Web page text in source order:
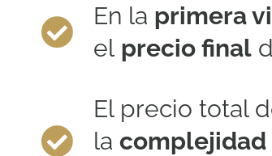
En la primera
el precio final
El precio total
la complejidad